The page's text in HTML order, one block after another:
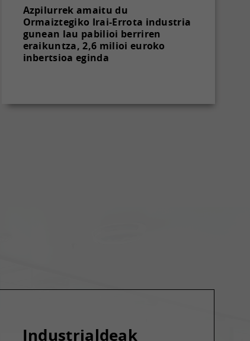
Azpilurrek amaitu du
Ormaiztegiko Irai-Errota industria
gunean lau pabilioi berriren
eraikuntza, 2,6 milioi euroko
inbertsioa eginda
Industrialdeak